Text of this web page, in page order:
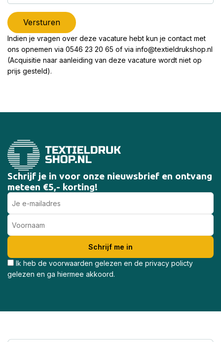
Versturen
Indien je vragen over deze vacature hebt kun je contact met
ons opnemen via 0546 23 20 65 of via info@textieldrukshop.nl
(Acquisitie naar aanleiding van deze vacature wordt niet op
prijs gesteld).
Schrijf je in voor onze nieuwsbrief en ontvang
meteen €5,- korting!
Ik heb de voorwaarden gelezen en de privacy policty
gelezen en ga hiermee akkoord.